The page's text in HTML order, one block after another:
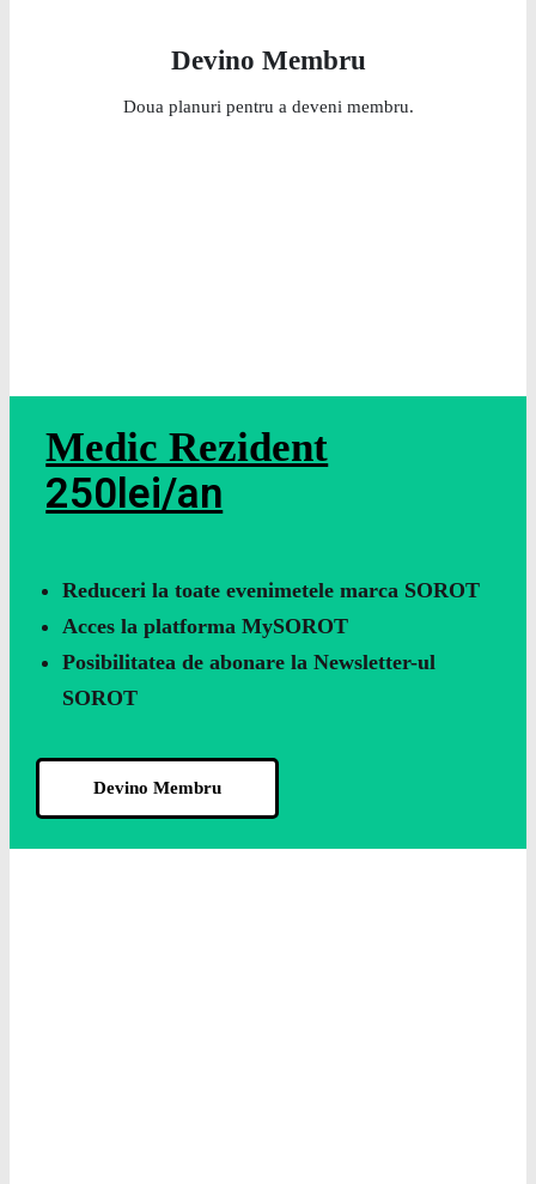
Devino Membru
Doua planuri pentru a deveni membru.
Medic Rezident
250lei/an
Reduceri la toate evenimetele marca SOROT
Acces la platforma MySOROT
Posibilitatea de abonare la Newsletter-ul
SOROT
Devino Membru